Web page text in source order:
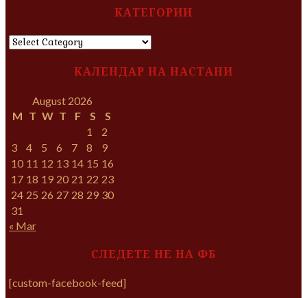
КАТЕГОРИИ
КАТЕГОРИИ
КАЛЕНДАР НА НАСТАНИ
August 2026
M T W T F S
S
1
2
3
4 5 6 7 8
9
10 11 12 13 14 15 16
17 18 19 20 21 22 23
24 25 26 27 28 29 30
31
« Mar
СЛЕДЕТЕ НЕ НА ФБ
[custom-facebook-feed]